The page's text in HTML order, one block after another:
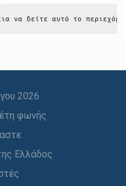
να δείτε αυτό το
2026
φωνής
Ελλάδος